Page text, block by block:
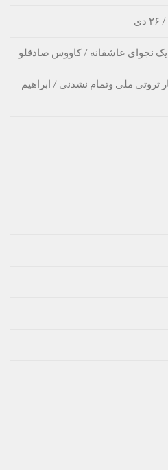
نجوای عاشقانه / کاووس صادقلو
ثروتی ملی وتمام نشدنی / ابراهیم